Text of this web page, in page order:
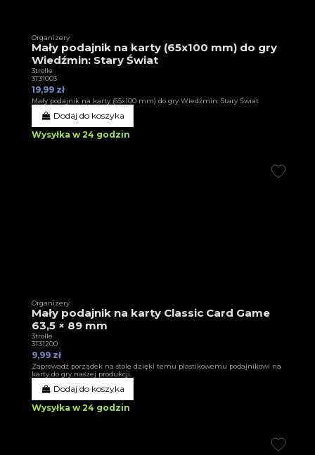
Organizery
Mały podajnik na karty (65x100 mm) do gry
Wiedźmin: Stary Świat
3trolle
3T31003
19,99 zł
Mały podajnik na karty (65x100 mm) do gry Wiedźmin: Stary Świat
Dodaj do koszyka
Wysyłka w 24 godzin
Organizery
Mały podajnik na karty Classic Card Game
63,5 × 89 mm
3trolle
3T31200
9,99 zł
Zaprowadź porządek na stole dzięki temu plastikowemu podajnikowi na
karty do gry naszej produkcji.
Dodaj do koszyka
Wysyłka w 24 godzin